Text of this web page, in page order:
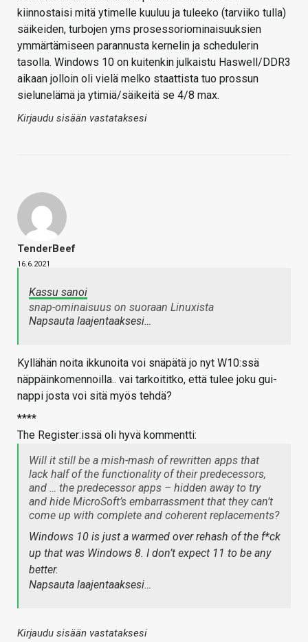
kiinnostaisi mitä ytimelle kuuluu ja tuleeko (tarviiko tulla)
säikeiden, turbojen yms prosessoriominaisuuksien
ymmärtämiseen parannusta kernelin ja schedulerin
tasolla. Windows 10 on kuitenkin julkaistu Haswell/DDR3
aikaan jolloin oli vielä melko staattista tuo prossun
sielunelämä ja ytimiä/säikeitä se 4/8 max.
Kirjaudu sisään vastataksesi
TenderBeef
16.6.2021
Kassu sanoi
snap-ominaisuus on suoraan Linuxista
Napsauta laajentaaksesi…
Kyllähän noita ikkunoita voi snäpätä jo nyt W10:ssä
näppäinkomennoilla.. vai tarkoititko, että tulee joku gui-
nappi josta voi sitä myös tehdä?
****
The Register:issä oli hyvä kommentti:
Will it still be a mish-mash of rewritten apps that
lack half of the functionality of their predecessors,
and … the predecessor apps – hidden away to try
and hide MicroSoft’s embarrassment that they can’t
come up with complete and coherent replacements?
Windows 10 is just a warmed over rehash of the f*ck
up that was Windows 8. I don’t expect 11 to be any
better.
Napsauta laajentaaksesi…
Kirjaudu sisään vastataksesi